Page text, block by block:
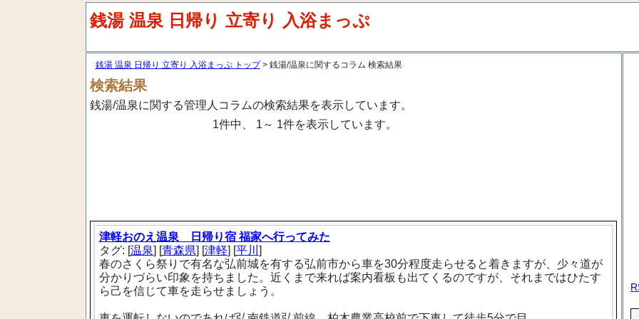
銭湯 温泉 日帰り 立寄り 入浴まっぷ
銭湯 温泉 日帰り 立寄り 入浴まっぷ トップ> 銭湯/温泉に関するコラム 検索結果
検索結果
銭湯/温泉に関する管理人コラムの検索結果を表示しています。
1件中、 1～ 1件を表示しています。
津軽おのえ温泉 日帰り宿 福家へ行ってみた
タグ: [温泉] [青森県] [津軽] [平川 ]
春のさくら祭りで有名な弘前城を有する弘前市から車を30分程度走らせると着きますが、少々道が
分かりづらい印象を持ちました。近くまで来れば案内看板も出てくるのですが、それまではひたす
ら己を信じて車を走らせましょう。